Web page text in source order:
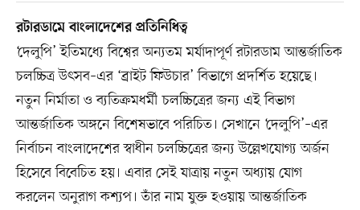
রটারডামে বাংলাদেশের প্রতিনিধিত্ব
‘দেলুপি’ ইতিমধ্যে বিশ্বের অন্যতম মর্যাদাপূর্ণ রটারডাম আন্তর্জাতিক
চলচ্চিত্র উৎসব–এর ‘ব্রাইট ফিউচার’ বিভাগে প্রদর্শিত হয়েছে।
নতুন নির্মাতা ও ব্যতিক্রমধর্মী চলচ্চিত্রের জন্য এই বিভাগ
আন্তর্জাতিক অঙ্গনে বিশেষভাবে পরিচিত। সেখানে ‘দেলুপি’–এর
নির্বাচন বাংলাদেশের স্বাধীন চলচ্চিত্রের জন্য উল্লেখযোগ্য অর্জন
হিসেবে বিবেচিত হয়। এবার সেই যাত্রায় নতুন অধ্যায় যোগ
করলেন অনুরাগ কশ্যপ। তাঁর নাম যুক্ত হওয়ায় আন্তর্জাতিক